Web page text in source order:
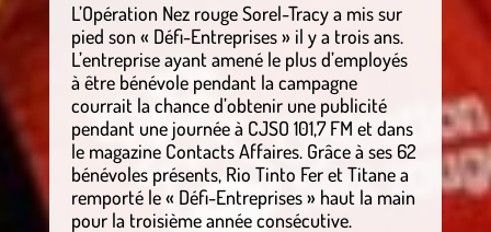
L’Opération Nez rouge Sorel-Tracy a mis sur
pied son « Défi-Entreprises » il y a trois ans.
L’entreprise ayant amené le plus d’employés
à être bénévole pendant la campagne
courrait la chance d’obtenir une publicité
pendant une journée à CJSO 101,7 FM et dans
le magazine Contacts Affaires. Grâce à ses 62
bénévoles présents, Rio Tinto Fer et Titane a
remporté le « Défi-Entreprises » haut la main
pour la troisième année consécutive.